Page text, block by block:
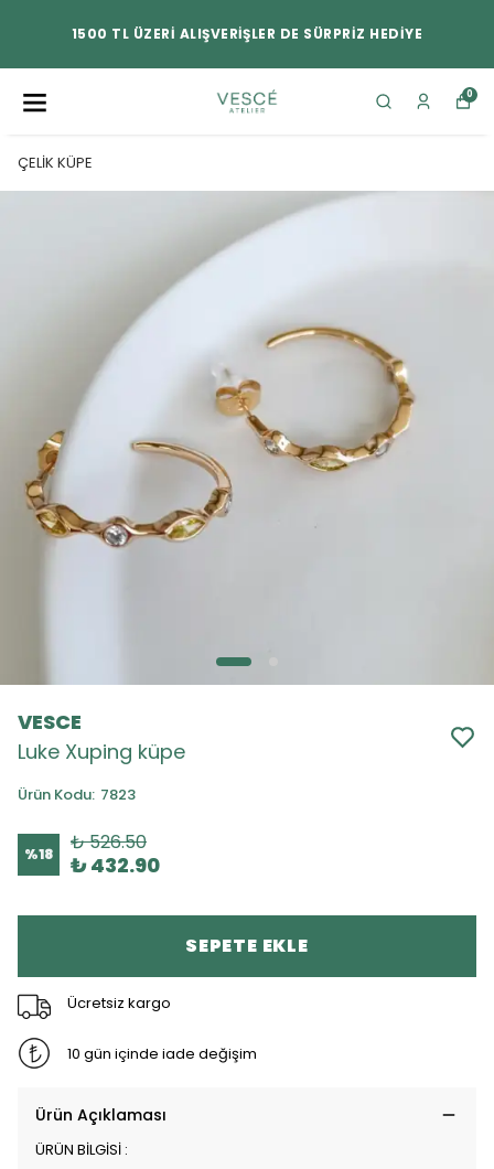
1500 TL ÜZERİ ALIŞVERİŞLER DE SÜRPRİZ HEDİYE
0
ÇELİK KÜPE
VESCE
Luke Xuping küpe
Ürün Kodu: 7823
%18 ₺ 526.50
₺ 432.90
SEPETE EKLE
Ücretsiz kargo
10 gün içinde iade değişim
Ürün Açıklaması
ÜRÜN BİLGİSİ :